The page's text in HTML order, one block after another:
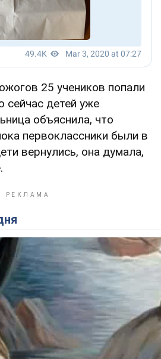
25 учеников попали
сейчас детей уже
объяснила, что
первоклассники были в
вернулись, она думала,